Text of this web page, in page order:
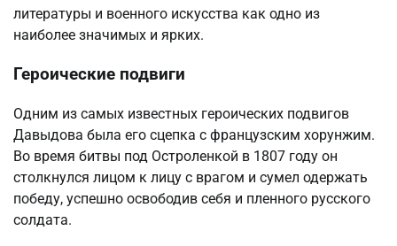
литературы и военного искусства как одно из
наиболее значимых и ярких.
Героические подвиги
Одним из самых известных героических подвигов
Давыдова была его сцепка с французским хорунжим.
Во время битвы под Остроленкой в 1807 году он
столкнулся лицом к лицу с врагом и сумел одержать
победу, успешно освободив себя и пленного русского
солдата.